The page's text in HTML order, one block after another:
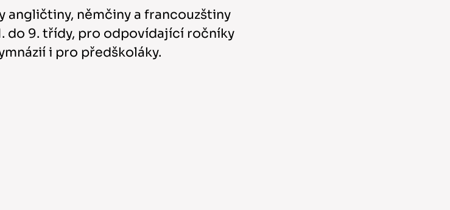
angličtiny, němčiny a francouzštiny
do 9. třídy, pro odpovídající ročníky
i pro předškoláky.